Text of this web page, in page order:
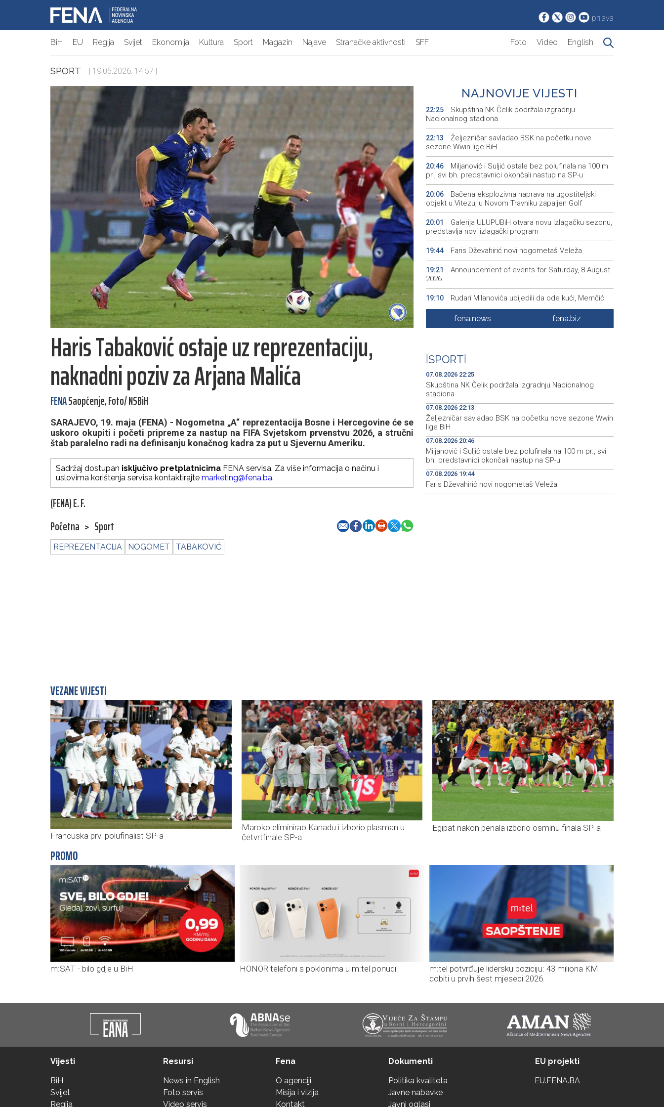
prijava
BiH EU Regija Svijet Ekonomija Kultura Sport Magazin Najave Stranačke aktivnosti SFF Foto Video English
SPORT | 19.05.2026. 14:57 |
Haris Tabaković ostaje uz reprezentaciju,
naknadni poziv za Arjana Malića
FENASaopćenje, Foto/ NSBiH
SARAJEVO, 19. maja (FENA) - Nogometna „A“ reprezentacija Bosne i Hercegovine će se
uskoro okupiti i početi pripreme za nastup na FIFA Svjetskom prvenstvu 2026, a stručni
štab paralelno radi na definisanju konačnog kadra za put u Sjevernu Ameriku.
Sadržaj dostupan isključivo pretplatnicima FENA servisa. Za više informacija o načinu i
uslovima korištenja servisa kontaktirajte marketing@fena.ba.
(FENA) E. F.
Početna > Sport
REPREZENTACIJA NOGOMET TABAKOVIĆ
NAJNOVIJE VIJESTI
22:25
Skupština NK Čelik podržala izgradnju
Nacionalnog stadiona
22:13
Željezničar savladao BSK na početku nove
sezone Wwin lige BiH
20:46
Miljanović i Suljić ostale bez polufinala na 100 m
pr., svi bh. predstavnici okončali nastup na SP-u
20:06
Bačena eksplozivna naprava na ugostiteljski
objekt u Vitezu, u Novom Travniku zapaljen Golf
20:01
Galerija ULUPUBiH otvara novu izlagačku sezonu,
predstavlja novi izlagački program
19:44 Faris Dževahirić novi nogometaš Veleža
19:21
Announcement of events for Saturday, 8 August
2026
19:10
Rudari Milanovića ubijedili da ode kući, Memčić
se već ponovo vratio u jamu 'Raspotočje'
Sarajevo Film Festival presents Kinoscope and
19:00 Najave događaja za 8. 8. 2026. godine (subota)
fena.news fena.biz
SPORT
07.08.2026 22:25
Skupština NK Čelik podržala izgradnju Nacionalnog
stadiona
07.08.2026 22:13
Željezničar savladao BSK na početku nove sezone Wwin
lige BiH
07.08.2026 20:46
Miljanović i Suljić ostale bez polufinala na 100 m pr., svi
bh. predstavnici okončali nastup na SP-u
07.08.2026 19:44
Faris Dževahirić novi nogometaš Veleža
VEZANE VIJESTI
Francuska prvi polufinalist SP-a
Maroko eliminirao Kanadu i izborio plasman u
četvrtfinale SP-a
Egipat nakon penala izborio osminu finala SP-a
PROMO
m:SAT - bilo gdje u BiH HONOR telefoni s poklonima u m:tel ponudi
m:tel potvrđuje lidersku poziciju: 43 miliona KM
dobiti u prvih šest mjeseci 2026.
Vijesti
BiH
Svijet
Regija
Resursi
News in English
Foto servis
Video servis
Fena
O agenciji
Misija i vizija
Kontakt
Dokumenti
Politika kvaliteta
Javne nabavke
Javni oglasi
EU projekti
EU.FENA.BA